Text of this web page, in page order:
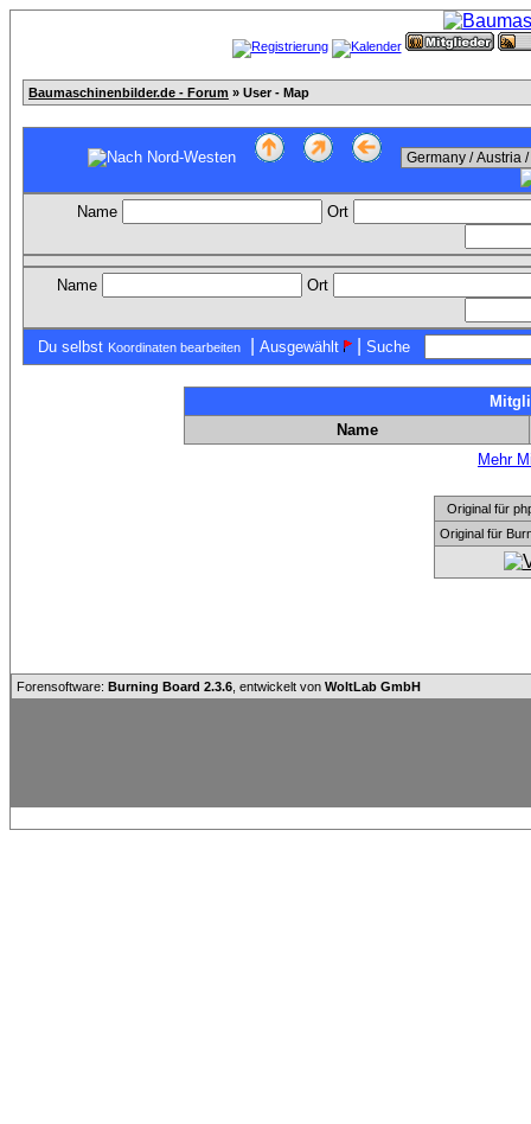
Baumaschinenbilder.de - Forum » User - Map
Name Ort
Name Ort
Du selbst Koordinaten bearbeiten Ausgewählt | Suche
Name
Mehr
Original für
Original für
Forensoftware: Burning Board 2.3.6 , entwickelt von WoltLab GmbH